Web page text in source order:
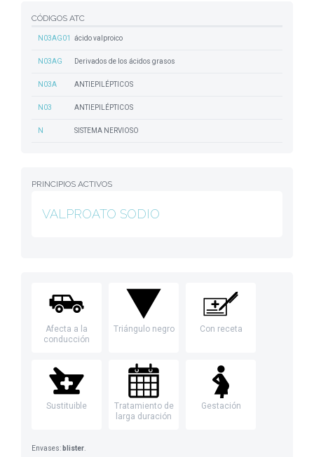
CÓDIGOS ATC
N03AG01 ácido valproico
N03AG Derivados de los ácidos grasos
N03A ANTIEPILÉPTICOS
N03 ANTIEPILÉPTICOS
N SISTEMA NERVIOSO
PRINCIPIOS ACTIVOS
VALPROATO SODIO
Afecta a la
conducción
Triángulo negro Con receta
Sustituible
Tratamiento de
larga duración
Gestación
Envases: blister